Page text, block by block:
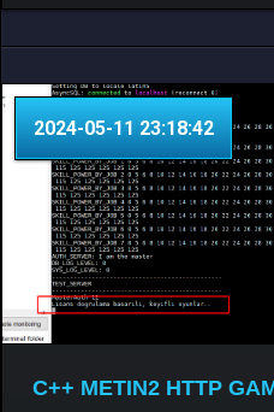
2024-05-11 23:18:42
C++ METIN2 HTTP